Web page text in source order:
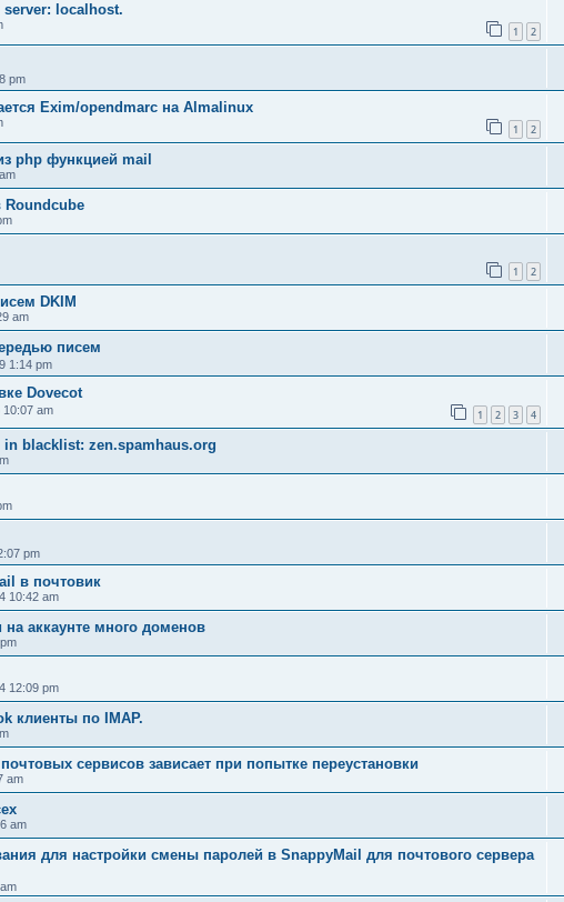
localhost.
1 2
pm
Exim/opendmarc на Almalinux
1 2
php функцией mail
Roundcube
1 2
DKIM
am
писем
1:14 pm
Dovecot
am 1 2 3 4
in blacklist: zen.spamhaus.org
pm
в почтовик
10:42 am
аккаунте много доменов
12:09 pm
клиенты по IMAP.
сервисов зависает при попытке переустановки
am
am
для настройки смены паролей в SnappyMail для почтового сервера